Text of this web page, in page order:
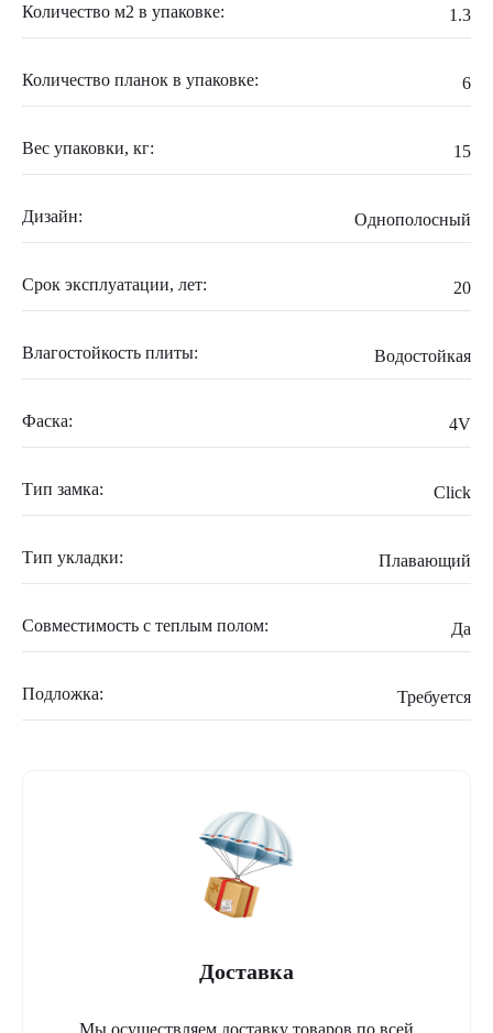
Количество м2 в упаковке: 1.3
Количество планок в упаковке: 6
Вес упаковки, кг: 15
Дизайн: Однополосный
Срок эксплуатации, лет: 20
Влагостойкость плиты: Водостойкая
Фаска: 4V
Тип замка: Click
Тип укладки: Плавающий
Совместимость с теплым полом: Да
Подложка: Требуется
Доставка